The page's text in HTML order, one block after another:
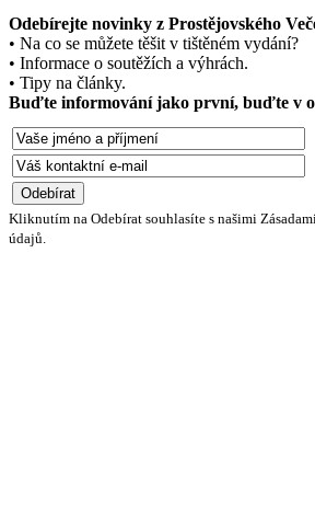
Odebírejte novinky z Prostějovského
• Na co se můžete těšit v tištěném vydání?
• Informace o soutěžích a výhrách.
• Tipy na články.
Buďte informování jako první, buďte v
Kliknutím na Odebírat souhlasíte s našimi
údajů.